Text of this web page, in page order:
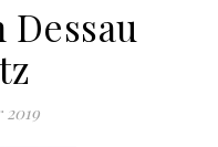
2019